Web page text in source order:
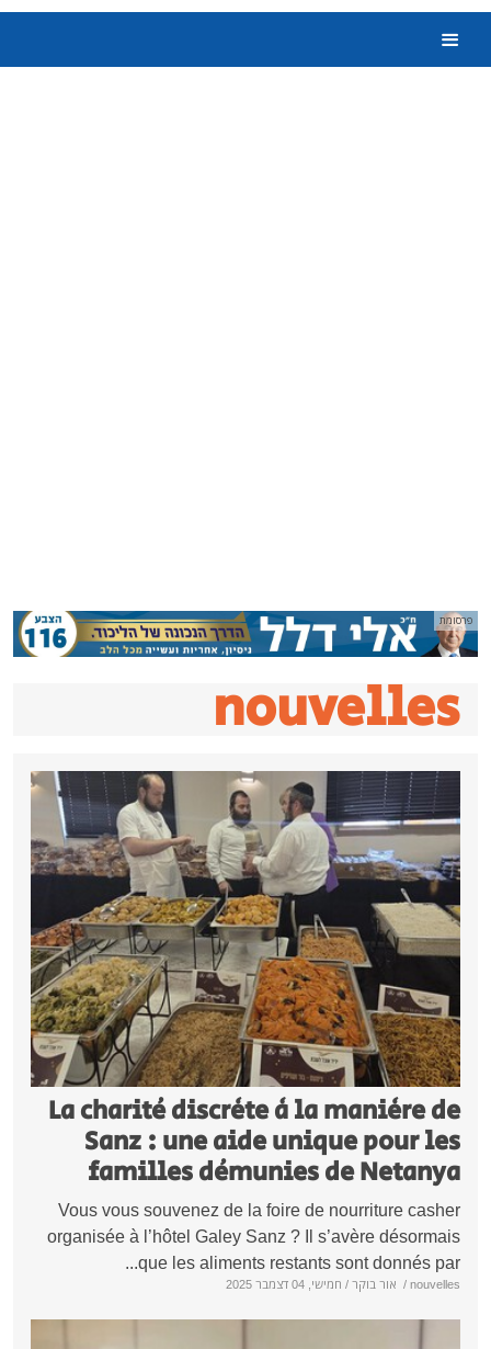
La charité discrète à la
Sanz : une aide unique pour
familles démunies de
Vous vous souvenez de la foire de nourriture
organisée à l’hôtel Galey Sanz ? Il s’avère
que les aliments restants sont donnés
/אור בוקר/ חמישי, 04 דצמבר 2025